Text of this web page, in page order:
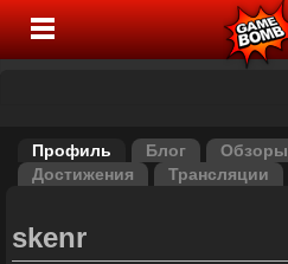
Профиль Блог Обзоры
Достижения
Трансляции
skenr